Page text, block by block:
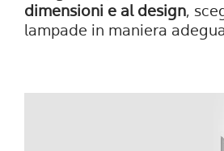
dimensioni e al design,
lampade in maniera